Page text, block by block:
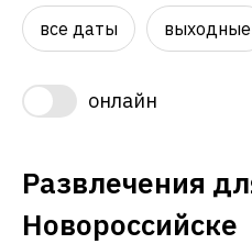
все даты выходные
онлайн
Развлечения
Новороссийске